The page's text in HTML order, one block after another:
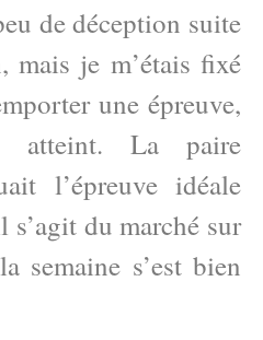
de déception suite
mais je m’étais fixé
une épreuve,
atteint. La paire
l’épreuve idéale
s’agit du marché sur
semaine s’est bien